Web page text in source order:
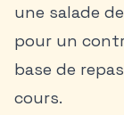
une salade
pour un
base de
cours.